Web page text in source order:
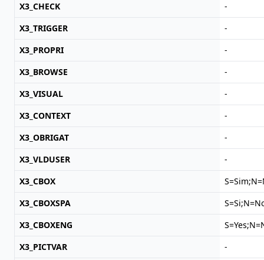
X3_CHECK
-
X3_TRIGGER
-
X3_PROPRI
-
X3_BROWSE
-
X3_VISUAL
-
X3_CONTEXT
-
X3_OBRIGAT
-
X3_VLDUSER
-
X3_CBOX
X3_CBOXSPA
X3_CBOXENG
X3_PICTVAR
-